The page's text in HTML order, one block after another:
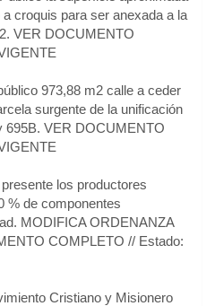
croquis para ser anexada a la
VER DOCUMENTO
973,88 m2 calle a ceder
surgente de la unificación
695B. VER DOCUMENTO
los productores
% de componentes
MODIFICA ORDENANZA
COMPLETO // Estado:
Cristiano y Misionero